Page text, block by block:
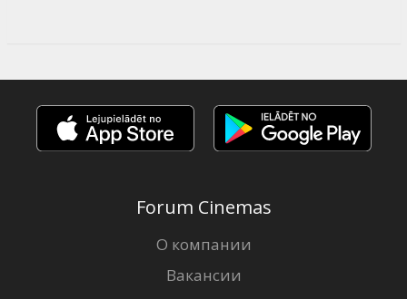
Forum Cinemas
О компании
Вакансии